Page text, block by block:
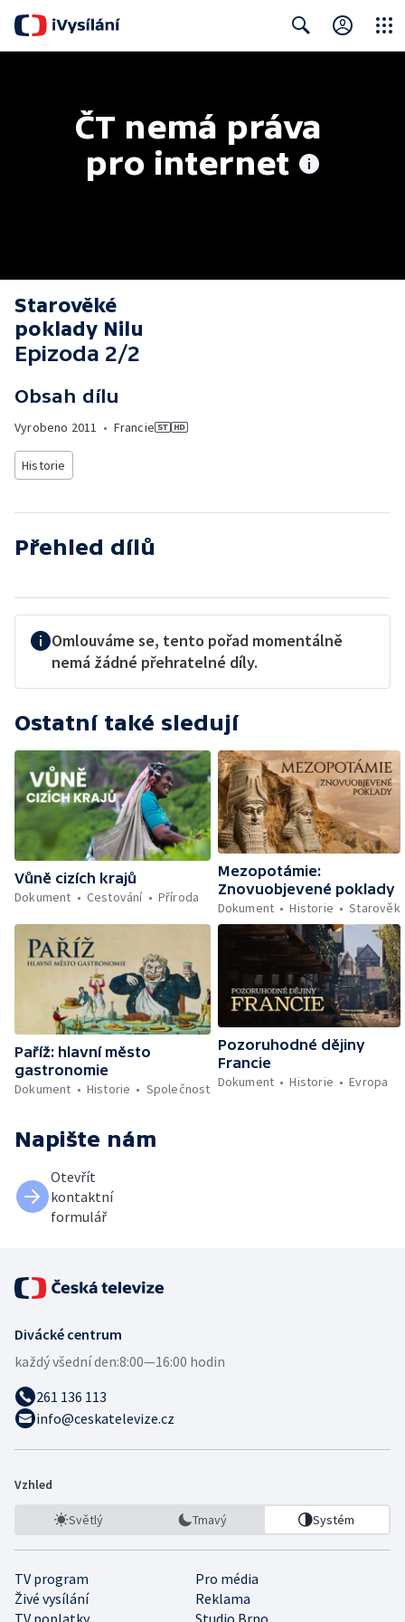
ČT nemá práva
pro internet
Starověké
poklady Nilu
Epizoda 2/2
Obsah dílu
Vyrobeno 2011 • Francie
Historie
Přehled dílů
Omlouváme se, tento pořad momentálně
nemá žádné přehratelné díly.
Ostatní také sledují
Vůně cizích krajů
Dokument
Cestování Příroda
Mezopotámie:
Znovuobjevené poklady
Dokument
Historie Starověk
Paříž: hlavní město
gastronomie
Dokument
Historie Společnost
Pozoruhodné dějiny
Francie
Dokument
Historie Evropa
Napište nám
Otevřít
kontaktní
formulář
Divácké centrum
každý všední den:8:00—16:00 hodin
261 136 113
info@ceskatelevize.cz
Vzhled
Světlý Tmavý Systém
TV program
Pro média
Živé vysílání
Reklama
TV poplatky
Studio Brno